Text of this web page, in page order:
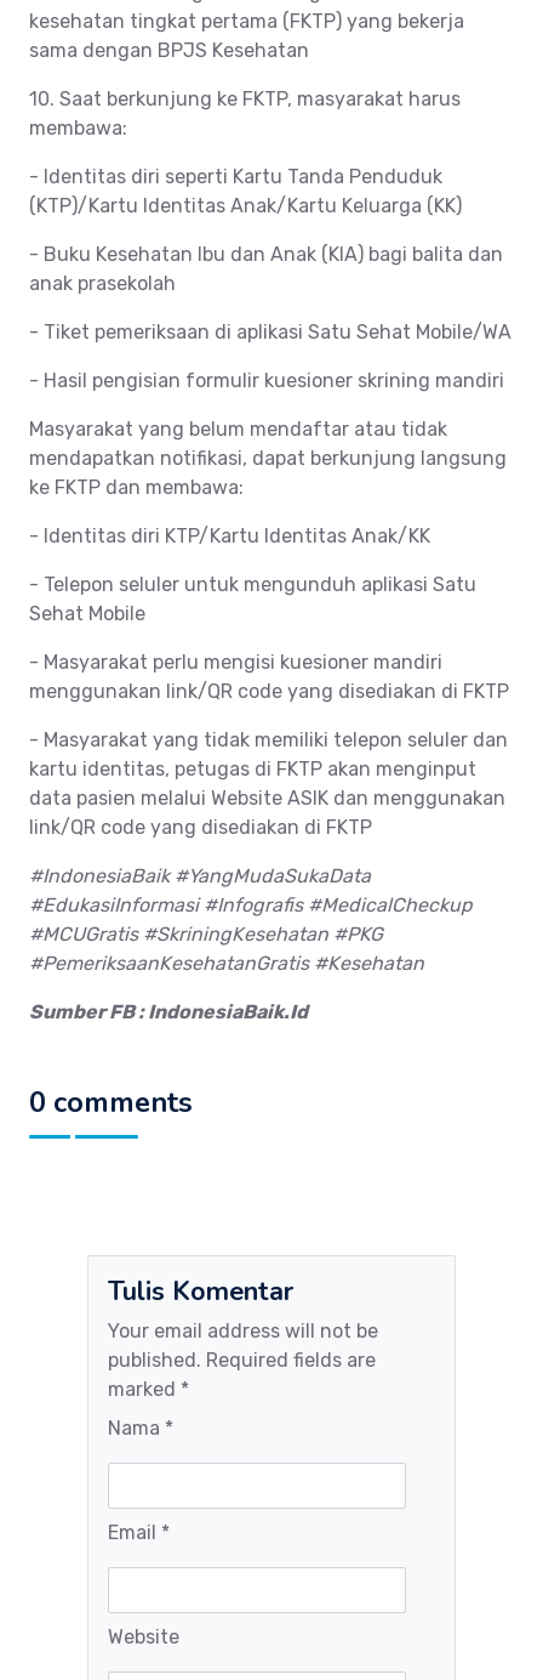
kesehatan tingkat pertama (FKTP) yang bekerja
sama dengan BPJS Kesehatan
10. Saat berkunjung ke FKTP, masyarakat harus
membawa:
- Identitas diri seperti Kartu Tanda Penduduk
(KTP)/Kartu Identitas Anak/Kartu Keluarga (KK)
- Buku Kesehatan Ibu dan Anak (KIA) bagi balita dan
anak prasekolah
- Tiket pemeriksaan di aplikasi Satu Sehat Mobile/WA
- Hasil pengisian formulir kuesioner skrining mandiri
Masyarakat yang belum mendaftar atau tidak
mendapatkan notifikasi, dapat berkunjung langsung
ke FKTP dan membawa:
- Identitas diri KTP/Kartu Identitas Anak/KK
- Telepon seluler untuk mengunduh aplikasi Satu
Sehat Mobile
- Masyarakat perlu mengisi kuesioner mandiri
menggunakan link/QR code yang disediakan di FKTP
- Masyarakat yang tidak memiliki telepon seluler dan
kartu identitas, petugas di FKTP akan menginput
data pasien melalui Website ASIK dan menggunakan
link/QR code yang disediakan di FKTP
#IndonesiaBaik #YangMudaSukaData
#EdukasiInformasi #Infografis #MedicalCheckup
#MCUGratis #SkriningKesehatan #PKG
#PemeriksaanKesehatanGratis #Kesehatan
Sumber FB : IndonesiaBaik.Id
0 comments
Tulis Komentar
Your email address will not be
published. Required fields are
marked *
Nama *
Email *
Website